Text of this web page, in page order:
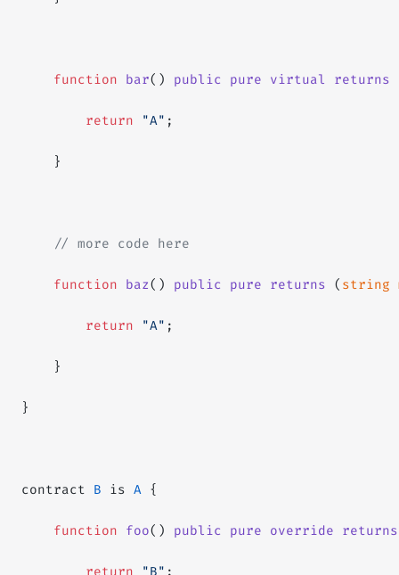
function bar() public pure virtual returns
return "A" ;
}
// more code here
function baz() public pure returns ( string
return "A" ;
}
}
contract B is A {
function foo() public pure override returns
return "B" ;